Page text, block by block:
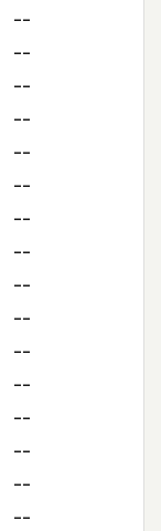
--
--
--
--
--
--
--
--
--
--
--
--
--
--
--
--